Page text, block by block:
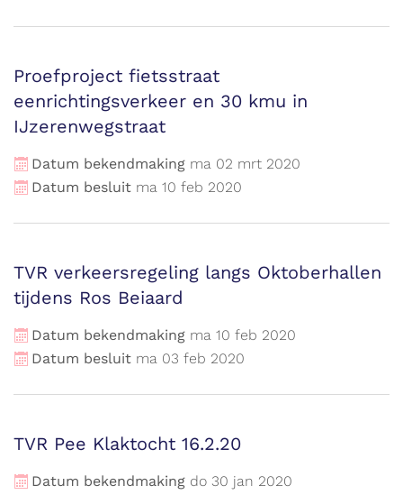
Proefproject fietsstraat
eenrichtingsverkeer en 30 kmu in
IJzerenwegstraat
Datum bekendmaking ma 02 mrt 2020
Datum besluit ma 10 feb 2020
TVR verkeersregeling langs Oktoberhallen
tijdens Ros Beiaard
Datum bekendmaking ma 10 feb 2020
Datum besluit ma 03 feb 2020
TVR Pee Klaktocht 16.2.20
Datum bekendmaking do 30 jan 2020